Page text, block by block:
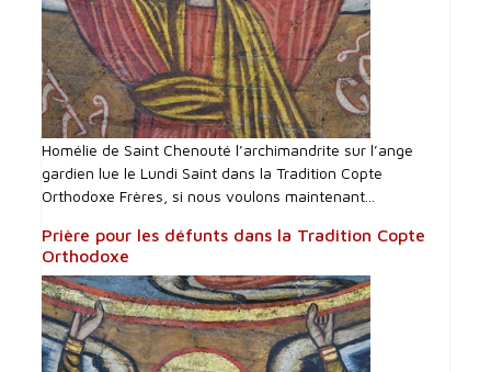
Homélie de Saint Chenouté l’archimandrite sur l’ange
gardien lue le Lundi Saint dans la Tradition Copte
Orthodoxe Frères, si nous voulons maintenant...
Prière pour les défunts dans la Tradition Copte
Orthodoxe